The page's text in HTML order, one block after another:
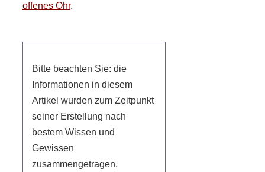
offenes Ohr.
Bitte beachten Sie: die
Informationen in diesem
Artikel wurden zum Zeitpunkt
seiner Erstellung nach
bestem Wissen und
Gewissen
zusammengetragen,